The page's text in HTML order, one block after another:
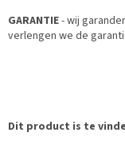
GARANTIE- wij
verlengen we de
Dit product is te